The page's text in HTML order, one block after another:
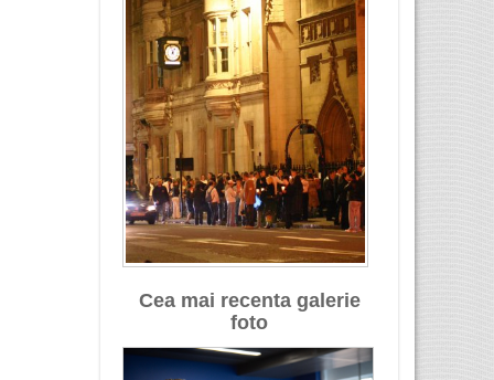
Cea mai recenta galerie
foto